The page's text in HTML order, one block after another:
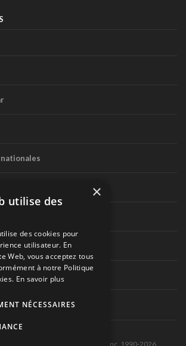
© Les Éditions Pole-Position inc. 1990-2026
×
utilise des
des cookies pour
utilisateur. En
Web, vous acceptez tous
à notre Politique
En savoir plus
NÉCESSAIRES